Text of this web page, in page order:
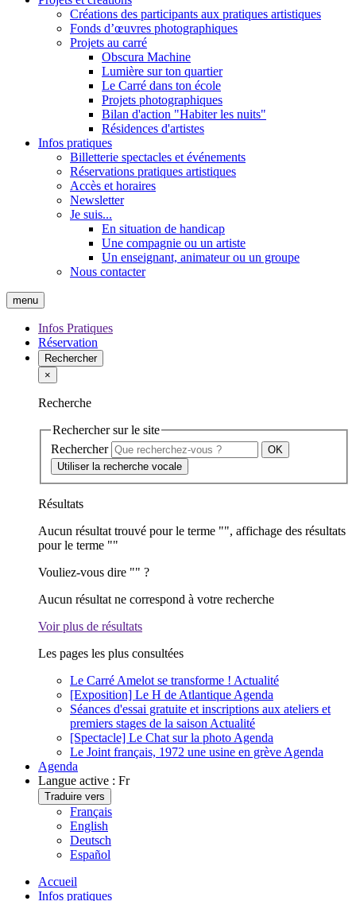
Créations des participants aux pratiques artistiques
Fonds d’œuvres photographiques
Projets au carré
Obscura Machine
Lumière sur ton quartier
Le Carré dans ton école
Projets photographiques
Bilan d'action "Habiter les nuits"
Résidences d'artistes
Infos pratiques
Billetterie spectacles et événements
Réservations pratiques artistiques
Accès et horaires
Newsletter
Je suis...
En situation de handicap
Une compagnie ou un artiste
Un enseignant, animateur ou un groupe
Nous contacter
menu
Infos Pratiques
Réservation
Rechercher
×
Recherche
Rechercher sur le site
Rechercher
Utiliser la recherche vocale
Résultats
Aucun résultat trouvé pour le terme "", affichage des résultats
pour le terme ""
Vouliez-vous dire "" ?
Aucun résultat ne correspond à votre recherche
Voir plus de résultats
Les pages les plus consultées
Le Carré Amelot se transforme ! Actualité
[Exposition] Le H de Atlantique Agenda
Séances d'essai gratuite et inscriptions aux ateliers et
premiers stages de la saison Actualité
[Spectacle] Le Chat sur la photo Agenda
Le Joint français, 1972 une usine en grève Agenda
Agenda
Langue active : Fr
Traduire vers
Français
English
Deutsch
Español
Accueil
Infos pratiques